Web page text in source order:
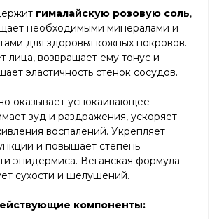
гималайскую розовую соль,
необходимыми минералами и
для здоровья кожных покровов.
лица, возвращает ему тонус и
эластичность стенок сосудов.
оказывает успокаивающее
зуд и раздражения, ускоряет
воспалений. Укрепляет
и повышает степень
эпидермиса. Веганская формула
сухости и шелушений.
компоненты: